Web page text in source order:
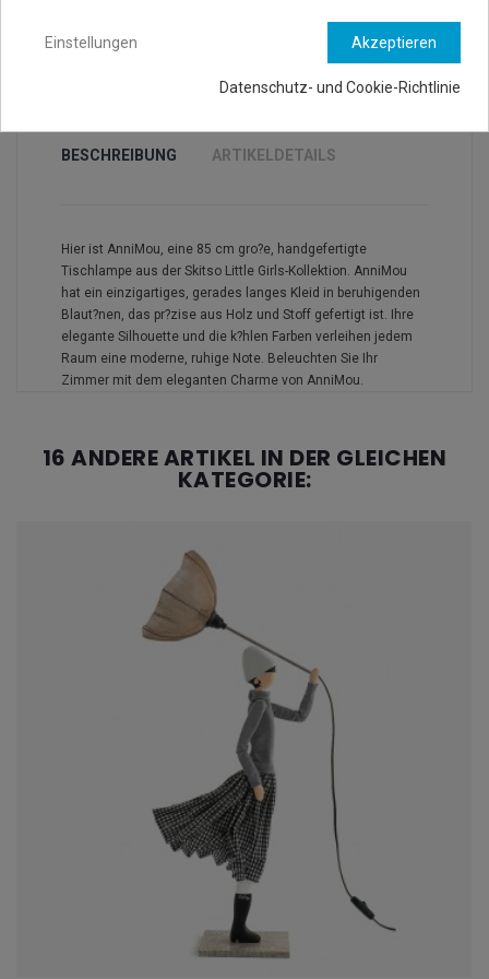
BESCHREIBUNG ARTIKELDETAILS
Hier ist AnniMou, eine 85 cm gro?e, handgefertigte
Tischlampe aus der Skitso Little Girls-Kollektion. AnniMou
hat ein einzigartiges, gerades langes Kleid in beruhigenden
Blaut?nen, das pr?zise aus Holz und Stoff gefertigt ist. Ihre
elegante Silhouette und die k?hlen Farben verleihen jedem
Raum eine moderne, ruhige Note. Beleuchten Sie Ihr
Zimmer mit dem eleganten Charme von AnniMou.
16 ANDERE ARTIKEL IN DER GLEICHEN
KATEGORIE:
Akzeptieren
Einstellungen
Datenschutz- und Cookie-Richtlinie